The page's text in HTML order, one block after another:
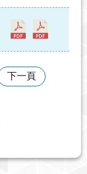
下一頁